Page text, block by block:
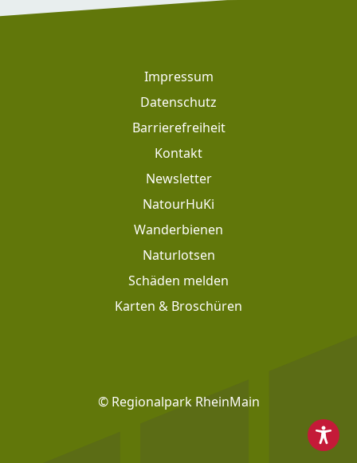
Footer: Meta Navigation
Impressum
Datenschutz
Barrierefreiheit
Kontakt
Newsletter
NatourHuKi
Wanderbienen
Naturlotsen
Schäden melden
Karten & Broschüren
© Regionalpark RheinMain